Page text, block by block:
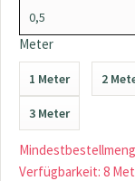
Meter
1 Meter 2
3 Meter
Verfügbarkeit: 8